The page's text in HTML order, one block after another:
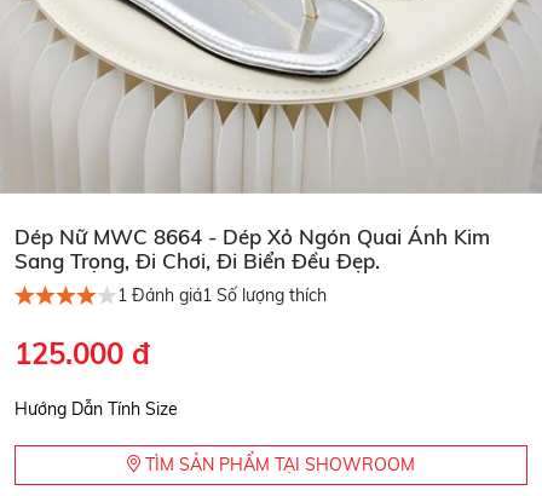
Dép Nữ MWC 8664 - Dép Xỏ Ngón Quai Ánh Kim
Sang Trọng, Đi Chơi, Đi Biển Đều Đẹp.
1 Đánh giá1 Số lượng thích
125.000 đ
Hướng Dẫn Tính Size
TÌM SẢN PHẨM TẠI SHOWROOM